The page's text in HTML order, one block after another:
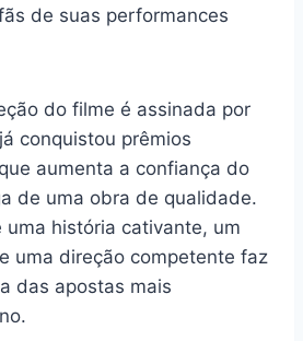
de suas performances
do filme é assinada por
conquistou prêmios
aumenta a confiança do
de uma obra de qualidade.
uma história cativante, um
uma direção competente faz
das apostas mais